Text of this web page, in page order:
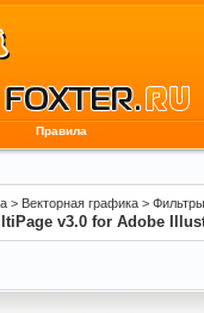
Правила
> Векторная графика >
v3.0 for Adobe